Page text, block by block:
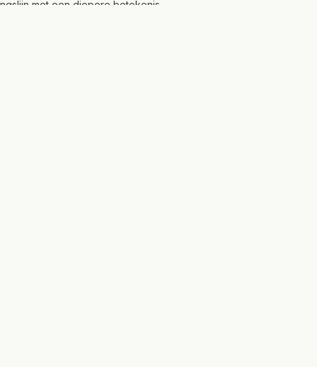
met een diepere betekenis.
de productfoto’s waren